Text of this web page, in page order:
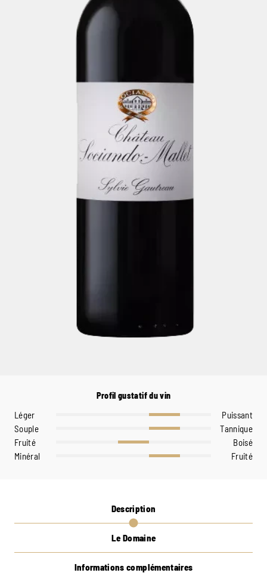
Profil gustatif du vin
Léger
Puissant
Souple
Tannique
Fruité
Boisé
Minéral
Fruité
Description
Le Domaine
Informations complémentaires